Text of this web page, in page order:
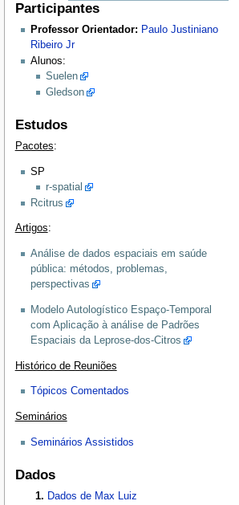
Participantes
Professor Orientador: Paulo Justiniano
Ribeiro Jr
Alunos:
Suelen
Gledson
Estudos
Pacotes:
SP
r-spatial
Rcitrus
Artigos:
Análise de dados espaciais em saúde
pública: métodos, problemas,
perspectivas
Modelo Autologístico Espaço-Temporal
com Aplicação à análise de Padrões
Espaciais da Leprose-dos-Citros
Histórico de Reuniões
Tópicos Comentados
Seminários
Seminários Assistidos
Dados
Dados de Max Luiz